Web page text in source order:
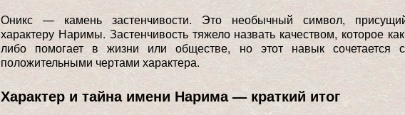
Оникс — камень застенчивости. Это необычный символ,
характеру Наримы. Застенчивость тяжело назвать качеством, которое
либо помогает в жизни или обществе, но этот навык сочетается
положительными чертами характера.
Характер и тайна имени Нарима — краткий итог